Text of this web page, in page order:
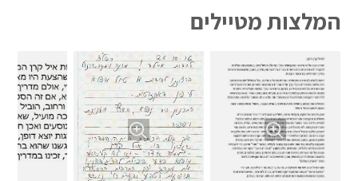
המלצות מטיילים